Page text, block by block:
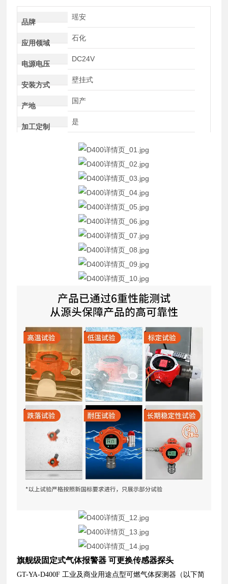
品牌
瑶安
应用领域
石化
电源电压
DC24V
安装方式
壁挂式
产地
国产
加工定制
是
旗舰级固定式气体报警器 可更换传感器探头
GT-YA-D400F 工业及商业用途点型可燃气体探测器（以下简